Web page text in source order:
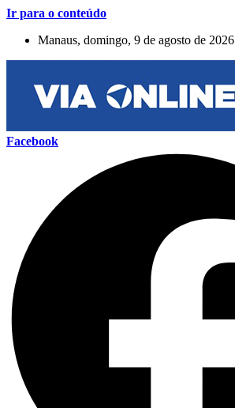
Ir para o conteúdo
Manaus, domingo, 9 de agosto de 2026
Facebook